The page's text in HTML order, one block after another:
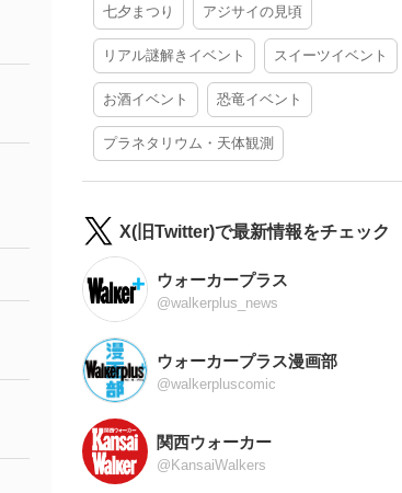
七夕まつり アジサイの見頃
リアル謎解きイベント スイーツイベント
お酒イベント 恐竜イベント
プラネタリウム・天体観測
X(旧Twitter)で最新情報をチェック
ウォーカープラス
@walkerplus_news
ウォーカープラス漫画部
@walkerpluscomic
関西ウォーカー
@KansaiWalkers